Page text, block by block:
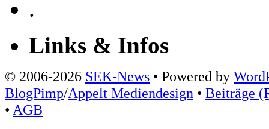
.
Links & Infos
© 2006-2026 SEK-News • Powered by
BlogPimp/Appelt Mediendesign • Beiträge
• AGB